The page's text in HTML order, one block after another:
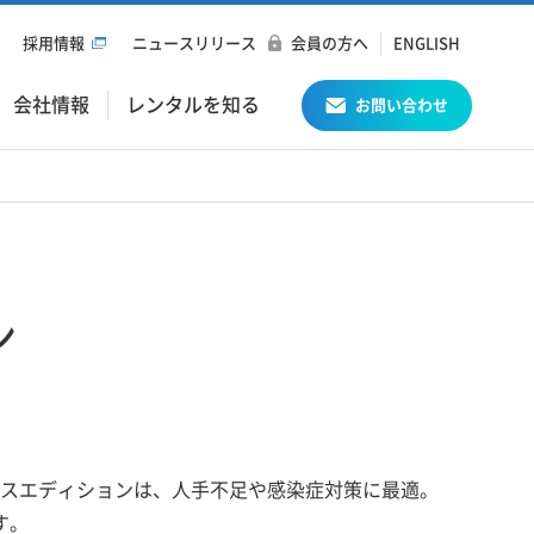
会社情報 レンタルを知る お問い合わせ
採用情報 ニュースリリース 会員の方へ ENGLISH
エディションは、人手不足や感染症対策に最適。